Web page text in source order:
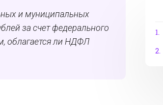
1.
2.
и муниципальных
за счет федерального
облагается ли НДФЛ